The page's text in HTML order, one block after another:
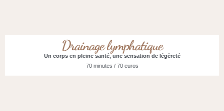
Drainage lymphatique
Un corps en pleine santé, une sensation de légèreté
70 minutes / 70 euros